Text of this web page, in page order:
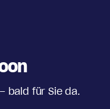
bald für Sie da.